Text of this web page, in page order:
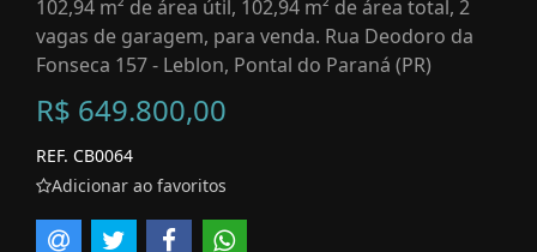
102,94 m² de área útil, 102,94 m² de área total, 2
vagas de garagem, para venda. Rua Deodoro da
Fonseca 157 - Leblon, Pontal do Paraná (PR)
R$ 649.800,00
REF. CB0064
Adicionar ao favoritos